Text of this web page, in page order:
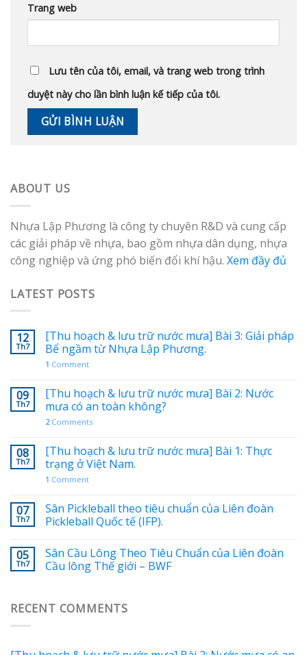
Trang web
Lưu tên của tôi, email, và trang web trong trình
duyệt này cho lần bình luận kế tiếp của tôi.
ABOUT US
Nhựa Lập Phương là công ty chuyên R&D và cung cấp
các giải pháp về nhựa, bao gồm nhựa dân dụng, nhựa
công nghiệp và ứng phó biến đổi khí hậu. Xem đầy đủ
LATEST POSTS
12
Th7
[Thu hoạch & lưu trữ nước mưa] Bài 3: Giải pháp
Bể ngầm từ Nhựa Lập Phương.
1 Comment
09
Th7
[Thu hoạch & lưu trữ nước mưa] Bài 2: Nước
mưa có an toàn không?
2Comments
08
Th7
[Thu hoạch & lưu trữ nước mưa] Bài 1: Thực
trạng ở Việt Nam.
1 Comment
07
Th7
Sân Pickleball theo tiêu chuẩn của Liên đoàn
Pickleball Quốc tế (IFP).
05
Th7
Sân Cầu Lông Theo Tiêu Chuẩn của Liên đoàn
Cầu lông Thế giới – BWF
RECENT COMMENTS